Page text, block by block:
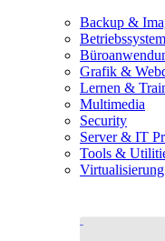
Backup &
Grafik &
Lernen &
Multimedia
Security
Server & IT
Tools &
Virtualisierung